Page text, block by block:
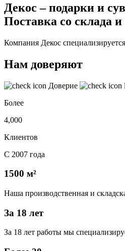
Декос – подарки и
Поставка со склада и
Компания Декос
Нам доверяют
Доверие
Более
4,000
Клиентов
С 2007 года
1500 м²
Наша производственная и
За 18 лет
За 18 лет работы мы